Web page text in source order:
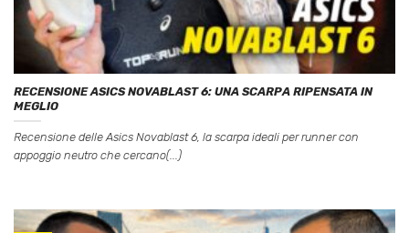
RECENSIONE ASICS NOVABLAST 6: UNA SCARPA RIPENSATA IN
MEGLIO
Recensione delle Asics Novablast 6, la scarpa ideali per runner con
appoggio neutro che cercano(...)